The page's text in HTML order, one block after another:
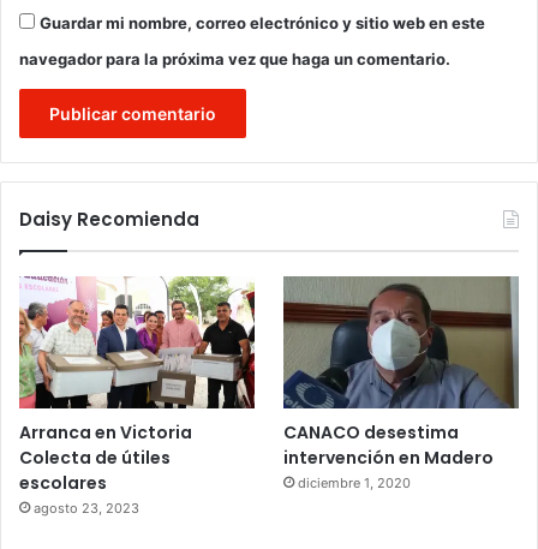
Guardar mi nombre, correo electrónico y sitio web en este
navegador para la próxima vez que haga un comentario.
Daisy Recomienda
Arranca en Victoria
Colecta de útiles
escolares
agosto 23, 2023
CANACO desestima
intervención en Madero
diciembre 1, 2020